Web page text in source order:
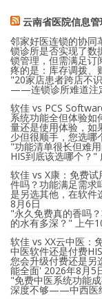
云南省医院信息
邻家好医连锁的协同
锁诊所是否实现了数
锁管理，但需满足订
疼的是：库存调拨、
"20家店患者跨店不
——连锁诊所难道注
软佳 vs PCS
系统功能全但体验如
量还是使用体验，如
少但很顺手，您选哪
"功能清单很长但难
HIS到底该选哪个？
软佳 vs X康：免费
件吗？功能满足需求
是另选其他，在软件
8月6日
"永久免费真的香吗
的水有多深？" 上午
软佳 vs XX云中医：
中医软件还是付费
您会升级付费还是另
能全面' 2026年8月5
"免费中医系统功能
深度不够——中西医